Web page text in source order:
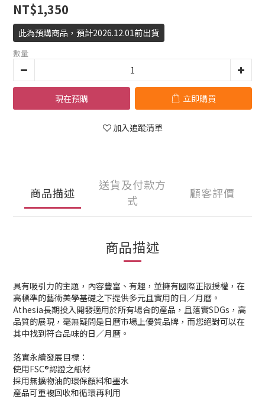
NT$1,350
此為預購商品，預計2026.12.01前出貨
數量
現在預購 立即購買
加入追蹤清單
商品描述
送貨及付款方
式
顧客評價
商品描述
具有吸引力的主題，內容豐富、有趣，並擁有國際正版授權，在
高標準的藝術美學基礎之下提供多元且實用的日／月曆。
Athesia長期投入開發適用於所有場合的產品，且落實SDGs，高
品質的展現，毫無疑問是日曆市場上優質品牌，而您絕對可以在
其中找到符合品味的日／月曆。
落實永續發展目標：
使用FSC®認證之紙材
採用無擴物油的環保顏料和墨水
產品可重複回收和循環再利用